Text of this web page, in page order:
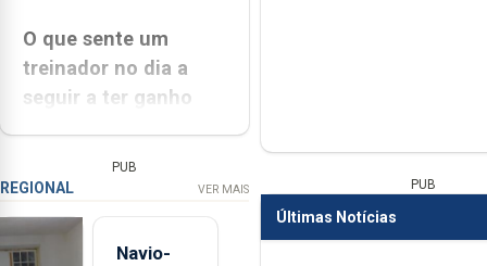
O que sente um
treinador no dia a
seguir a ter ganho
Estádio da Luz, um
feito ao alcance de
poucos?
PUB
REGIONAL VER MAIS
Navio-
PUB
Últimas Notícias